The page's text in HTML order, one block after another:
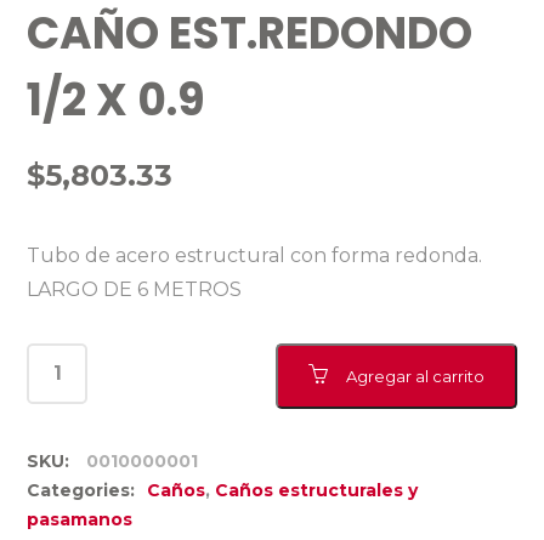
CAÑO EST.REDONDO
1/2 X 0.9
$5,803.33
Tubo de acero estructural con forma redonda.
LARGO DE 6 METROS
Agregar al carrito
SKU:
0010000001
Categories:
Caños, Caños estructurales y
pasamanos